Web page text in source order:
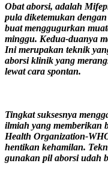
Obat aborsi, adalah
pula diketemukan
buat menggugurkan
minggu. Kedua-duanya
Ini merupakan teknik
aborsi klinik yang
lewat cara spontan.
Tingkat suksesnya
ilmiah yang memberikan
Health Organization-
hentikan kehamilan.
gunakan pil aborsi udah